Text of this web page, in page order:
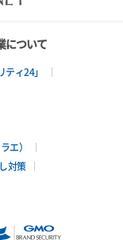
について
ィ24」
エ）
対策